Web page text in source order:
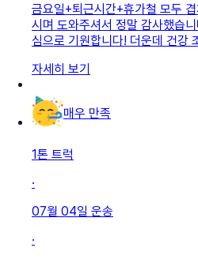
금요일+퇴근시간+휴가철 모두
시며 도와주셔서 정말 감사했습
심으로 기원합니다! 더운데 건강
자세히 보기
매우 만족
1톤 트럭
·
07월 04일 운송
·